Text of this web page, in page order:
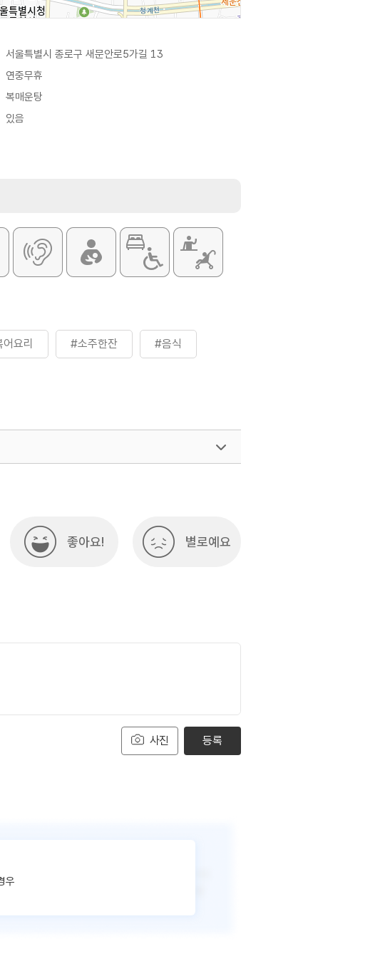
서울특별시 종로구 새문안로5가길 13
연중무휴
복매운탕
있음
요리 #소주한잔 #음식
좋아요! 별로예요
사진 등록
우